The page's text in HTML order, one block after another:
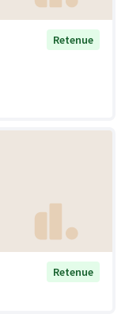
Retenue
Retenue